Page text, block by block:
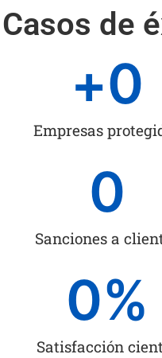
Casos de
Empresas
+0
Sanciones a
0
Satisfacción
0%